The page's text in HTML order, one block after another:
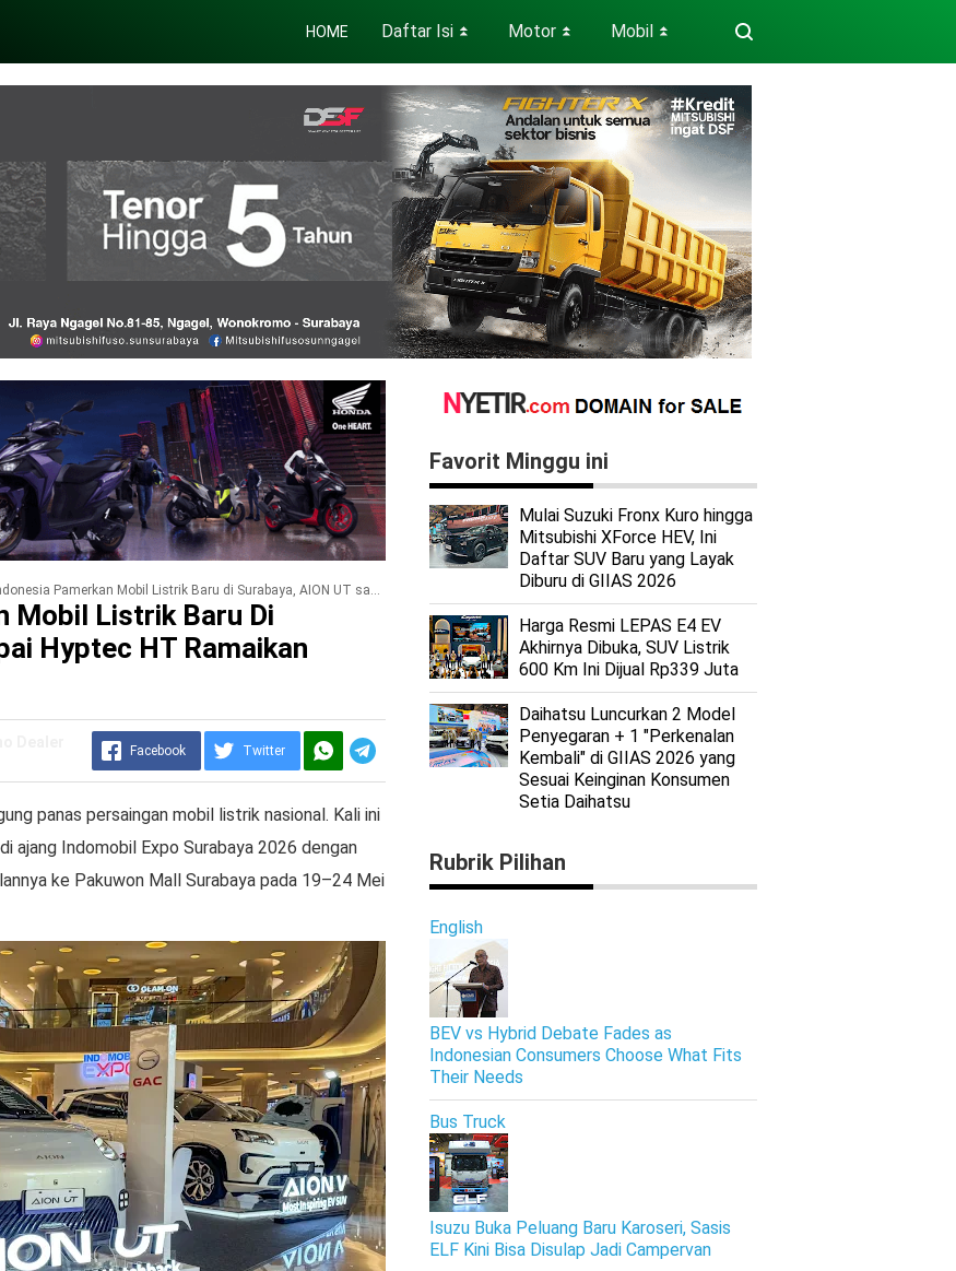
HOME Daftar Isi ⏬ Motor ⏬ Mobil ⏬
Pamerkan Mobil Listrik Baru di Surabaya, AION UT sampai Hyptec HT Ramaikan Indomobil Expo 2026
Mobil Listrik Baru Di
Hyptec HT Ramaikan
Facebook Twitter
panas persaingan mobil listrik nasional. Kali ini
ajang Indomobil Expo Surabaya 2026 dengan
ke Pakuwon Mall Surabaya pada 19–24 Mei
Favorit Minggu ini
Mulai Suzuki Fronx Kuro hingga
Mitsubishi XForce HEV, Ini
Daftar SUV Baru yang Layak
Diburu di GIIAS 2026
Harga Resmi LEPAS E4 EV
Akhirnya Dibuka, SUV Listrik
600 Km Ini Dijual Rp339 Juta
Daihatsu Luncurkan 2 Model
Penyegaran + 1 "Perkenalan
Kembali" di GIIAS 2026 yang
Sesuai Keinginan Konsumen
Setia Daihatsu
Rubrik Pilihan
English
BEV vs Hybrid Debate Fades as
Indonesian Consumers Choose What Fits
Their Needs
Bus Truck
Isuzu Buka Peluang Baru Karoseri, Sasis
ELF Kini Bisa Disulap Jadi Campervan